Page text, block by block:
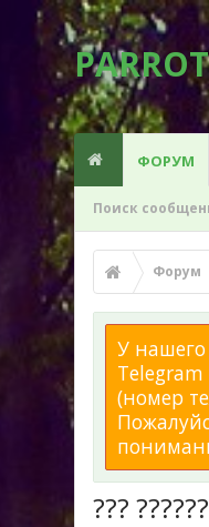
ФОРУМ
Поиск
Форум
У нашего
(номер
???